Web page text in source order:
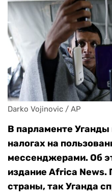
Darko Vojinovic / AP
В парламенте Уганды
налогах на
мессенджерами. Об
издание Africa News.
страны, так Уганда